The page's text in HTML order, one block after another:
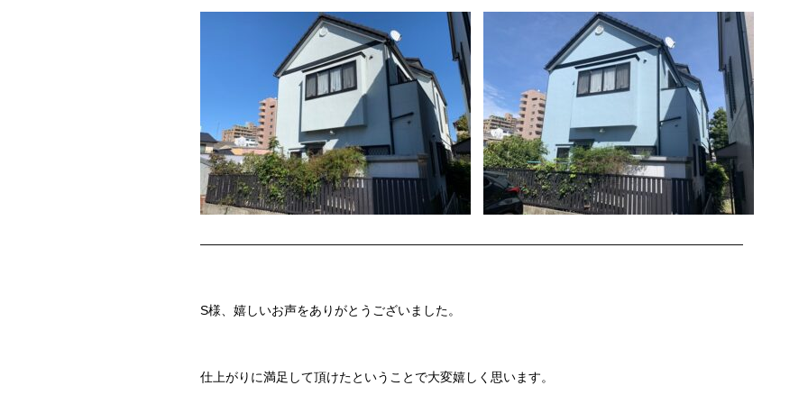
———————————————————————————————————————————
S様、嬉しいお声をありがとうございました。
仕上がりに満足して頂けたということで大変嬉しく思います。